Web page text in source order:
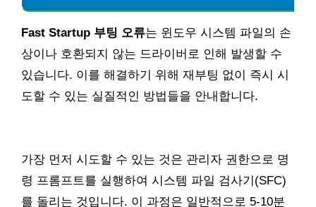
Fast Startup 부팅 오류는 윈도우 시스템 파일의 손
상이나 호환되지 않는 드라이버로 인해 발생할 수
있습니다. 이를 해결하기 위해 재부팅 없이 즉시 시
도할 수 있는 실질적인 방법들을 안내합니다.
가장 먼저 시도할 수 있는 것은 관리자 권한으로 명
령 프롬프트를 실행하여 시스템 파일 검사기(SFC)
를 돌리는 것입니다. 이 과정은 일반적으로 5-10분